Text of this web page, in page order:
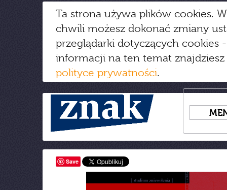
Ta strona używa plików cookies.
chwili możesz dokonać zmiany
przeglądarki dotyczących cookies
informacji na ten temat
polityce prywatności.
Save